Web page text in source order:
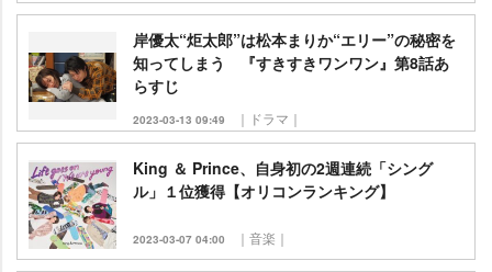
岸優太“炬太郎”は松本まりか“エリー”の秘密を
知ってしまう 『すきすきワンワン』第8話あ
らすじ
2023-03-13 09:49 ｜ドラマ｜
King ＆ Prince、自身初の2週連続「シング
ル」１位獲得【オリコンランキング】
2023-03-07 04:00 ｜音楽｜